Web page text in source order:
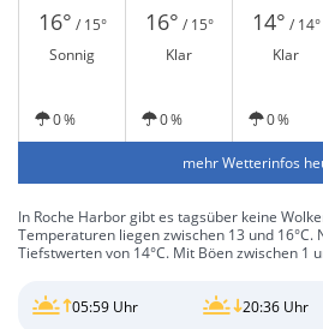
16° / 15° 16° / 15° 14° / 14°
Sonnig
Klar Klar
0 % 0 % 0 %
mehr Wetterinfos
In Roche Harbor gibt es tagsüber keine
Temperaturen liegen zwischen 13 und 16°C.
Tiefstwerten von 14°C. Mit Böen zwischen 1
05:59 Uhr 20:36 Uhr